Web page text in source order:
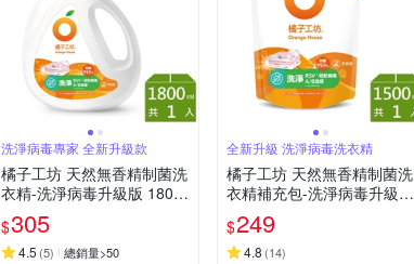
洗淨病毒專家 全新升級款
橘子工坊 天然無香精制菌洗
衣精-洗淨病毒升級版 1800
ml
$305
4.5 (5) 總銷量>50
全新升級 洗淨病毒洗衣精
橘子工坊 天然無香精制菌洗
衣精補充包-洗淨病毒升級版
1500ml
$249
4.8 (14)